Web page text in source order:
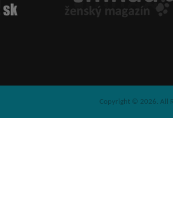
Copyright © 2026. All